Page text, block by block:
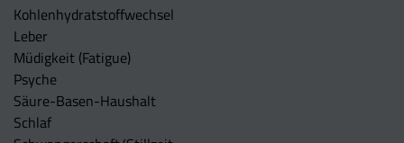
Kohlenhydratstoffwechsel
Leber
Müdigkeit (Fatigue)
Psyche
Säure-Basen-Haushalt
Schlaf